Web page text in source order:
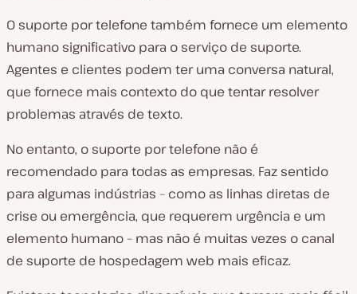
O suporte por telefone também fornece um elemento
humano significativo para o serviço de suporte.
Agentes e clientes podem ter uma conversa natural,
que fornece mais contexto do que tentar resolver
problemas através de texto.
No entanto, o suporte por telefone não é
recomendado para todas as empresas. Faz sentido
para algumas indústrias – como as linhas diretas de
crise ou emergência, que requerem urgência e um
elemento humano – mas não é muitas vezes o canal
de suporte de hospedagem web mais eficaz.